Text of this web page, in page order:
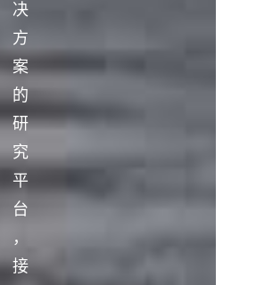
决
方
案
的
研
究
平
台
，
接